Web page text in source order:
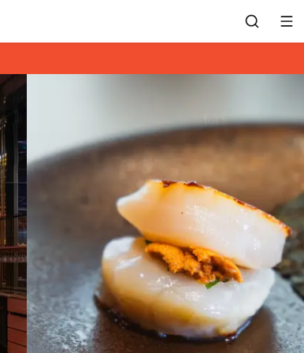
餐廳客服
常見問題
EZTABLE 禮物卡
餐廳合作